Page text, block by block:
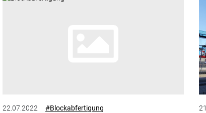
22.07.2022 #Blockabfertigung